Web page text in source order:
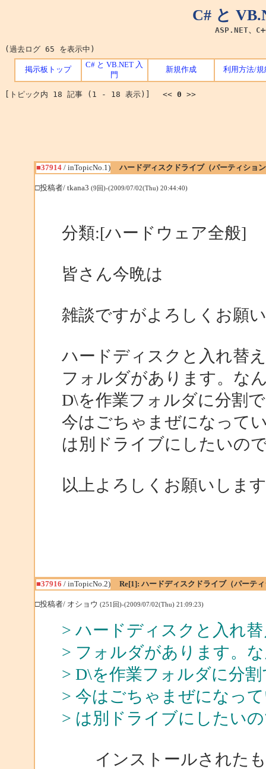
C# と
ASP.NET、
(過去ログ 65 を表示中)
掲示板トップ
C# と VB.NET 入
門
新規作成 利用方法/規
[トピック内 18 記事 (1 - 18 表示)] << 0 >>
■37914/ inTopicNo.1) ハードディスクドライブ（パーティシ
□投稿者/ tkana3 (9回)-(2009/07/02(Thu) 20:44:40)
分類:[ハードウェア全般]
皆さん今晩は
雑談ですがよろしくお願
ハードディスクと入れ替
フォルダがあります。
D\を作業フォルダに分割
今はごちゃまぜになって
は別ドライブにしたいの
以上よろしくお願いしま
■37916 / inTopicNo.2) Re[1]: ハードディスクドライブ（パーテ
□投稿者/ オショウ (251回)-(2009/07/02(Thu) 21:09:23)
> ハードディスクと入れ
> フォルダがあります。
> D\を作業フォルダに分
> 今はごちゃまぜになっ
> は別ドライブにしたい
インストールされたも